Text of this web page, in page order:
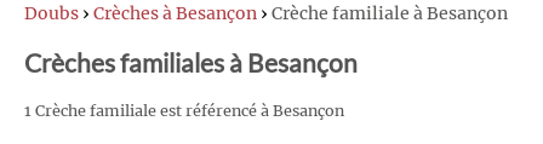
Doubs › Crèches à Besançon › Crèche familiale à Besançon
Crèches familiales à Besançon
1 Crèche familiale est référencé à Besançon